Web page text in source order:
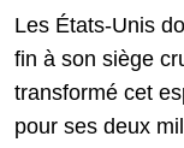
Les États-Unis
fin à son siège
transformé cet
pour ses deux